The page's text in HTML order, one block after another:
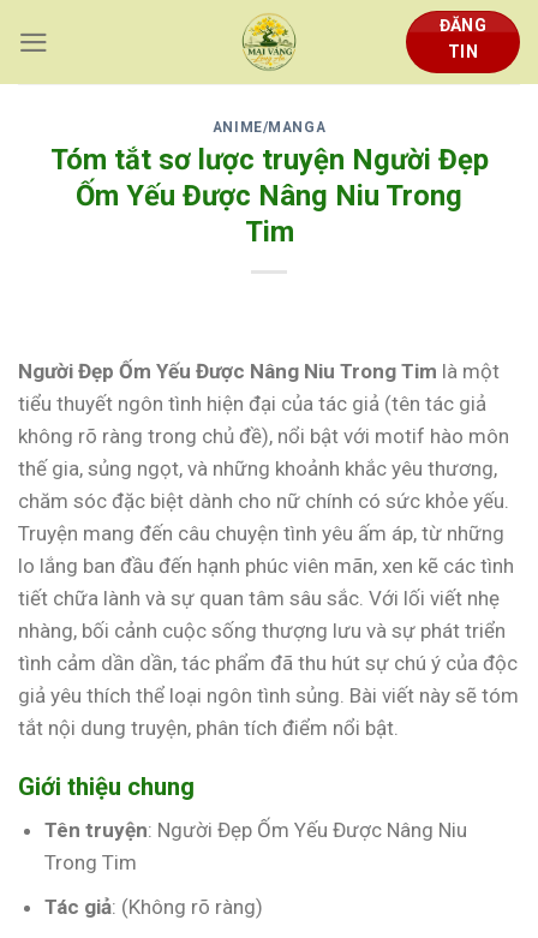
content
ĐĂNG
TIN
ANIME/MANGA
Tóm tắt sơ lược truyện Người Đẹp
Ốm Yếu Được Nâng Niu Trong
Tim
Người Đẹp Ốm Yếu Được Nâng Niu Trong Tim là một
tiểu thuyết ngôn tình hiện đại của tác giả (tên tác giả
không rõ ràng trong chủ đề), nổi bật với motif hào môn
thế gia, sủng ngọt, và những khoảnh khắc yêu thương,
chăm sóc đặc biệt dành cho nữ chính có sức khỏe yếu.
Truyện mang đến câu chuyện tình yêu ấm áp, từ những
lo lắng ban đầu đến hạnh phúc viên mãn, xen kẽ các tình
tiết chữa lành và sự quan tâm sâu sắc. Với lối viết nhẹ
nhàng, bối cảnh cuộc sống thượng lưu và sự phát triển
tình cảm dần dần, tác phẩm đã thu hút sự chú ý của độc
giả yêu thích thể loại ngôn tình sủng. Bài viết này sẽ tóm
tắt nội dung truyện, phân tích điểm nổi bật.
Giới thiệu chung
Tên truyện: Người Đẹp Ốm Yếu Được Nâng Niu
Trong Tim
Tác giả: (Không rõ ràng)